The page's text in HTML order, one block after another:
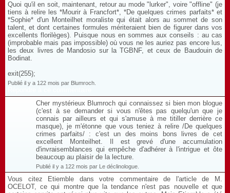
Quoi qu'il en soit, maintenant, retour au mode "lurker", voire "offline" (je
tiens à relire les *Mourir à Francfort*, *De quelques crimes parfaits* et
*Sophie* d'un Monteilhet moraliste qui était alors au sommet de son
talent, et dont certaines formules mériteraient bien de figurer dans vos
excellents florilèges). Puisque nous en sommes aux conseils : au cas
(improbable mais pas impossible) où vous ne les auriez pas encore lus,
les deux livres de Mandosio sur la TGBNF, et ceux de Baudouin de
Bodinat.
exit(255);
Publié il y a 122 mois par Blumroch.
Cher mystérieux Blumroch qui connaissez si bien mon blogue
(c'est à se demander si vous n'êtes pas quelqu'un que je
connais par ailleurs et qui s'amuse à me titiller derrière ce
masque), je m'étonne que vous teniez à relire /De quelques
crimes parfaits/ : c'est un des moins bons livres de cet
excellent Monteilhet. Il est grevé d'une accumulation
d'invraisemblances qui empêche d'adhérer à l'intrigue et ôte
beaucoup au plaisir de la lecture.
Publié il y a 122 mois par Le déclinologue.
Vous citez Etiemble dans votre commentaire de l'article de M.
OCELOT, ce qui montre que la tendance n'est pas nouvelle et que